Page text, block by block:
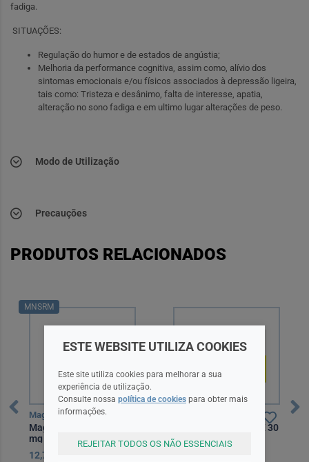
fadiga.
SITUAÇÕES:
Regulação do humor e de estados de angústia;
Melhoria da performance cognitiva, assim como, alívio dos
sintomas emocionais e/ou físicos associados à depressão ligeira,
tais como: Tristeza e desânimo, falta de interesse, apatia,
alteração no sono fadiga e em ultimo lugar alterações de peso.
Modo de Utilização
Precauções
PRODUTOS RELACIONADOS
MNSRM
Magnesiocard
Magnesiocard, 1229,6
mg x 20 pó sol oral saq
12,70EUR
Mymagnesio Comp X 30
comps
ESTE WEBSITE UTILIZA COOKIES
Este site utiliza cookies para melhorar a sua
experiência de utilização.
Consulte nossa política de cookies para obter mais
informações.
REJEITAR TODOS OS NÃO ESSENCIAIS